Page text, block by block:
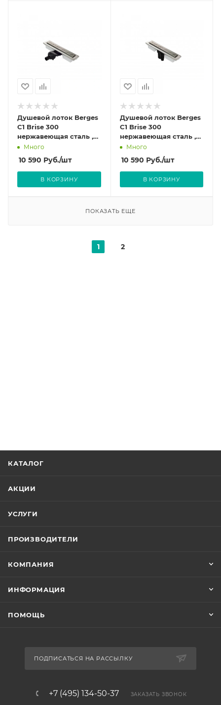
Душевой лоток Berges
C1 Brise 300
нержавеющая сталь ,
решетка матовый хром
Много
10 590 Руб./шт
В КОРЗИНУ
Душевой лоток Berges
C1 Brise 300
нержавеющая сталь ,
решетка матовый хром
Много
10 590 Руб./шт
В КОРЗИНУ
ПОКАЗАТЬ ЕЩЕ
1 2
КАТАЛОГ
АКЦИИ
УСЛУГИ
ПРОИЗВОДИТЕЛИ
КОМПАНИЯ
ИНФОРМАЦИЯ
ПОМОЩЬ
ПОДПИСАТЬСЯ НА РАССЫЛКУ
+7 (495) 134-50-37 ЗАКАЗАТЬ ЗВОНОК